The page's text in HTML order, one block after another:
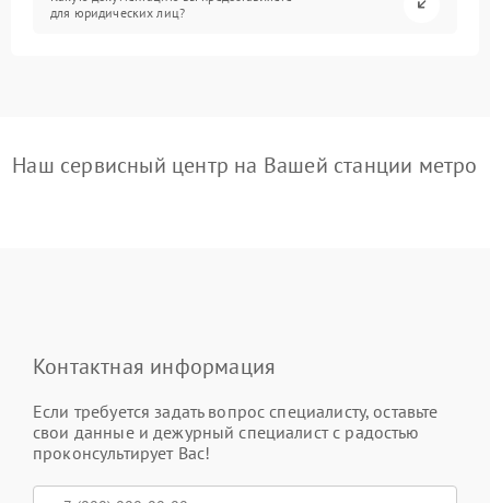
для юридических лиц?
Наш сервисный центр на Вашей станции метро
Контактная информация
Если требуется задать вопрос специалисту, оставьте
свои данные и дежурный специалист с радостью
проконсультирует Вас!